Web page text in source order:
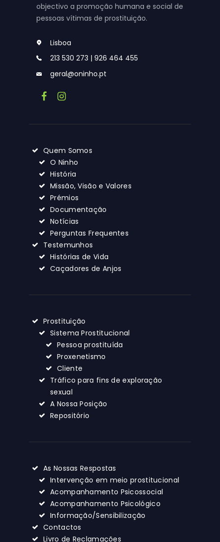
objectivo a promoção humana e social de
pessoas vítimas de prostituição.
Lisboa
213 530 273 | 926 464 455
geral@oninho.pt
Quem Somos
O Ninho
História
Missão, Visão e Valores
Prémios
Documentação
Notícias
Perguntas Frequentes
Testemunhos
Histórias de Vida
Caçadores de Anjos
Prostituição
Sistema Prostitucional
Pessoa prostituída
Proxenetismo
Cliente
Tráfico para fins de exploração
sexual
A Nossa Posição
Repositório
As Nossas Respostas
Intervenção em meio prostitucional
Acompanhamento Psicossocial
Acompanhamento Psicológico
Informação/Sensibilização
Contactos
Livro de Reclamações